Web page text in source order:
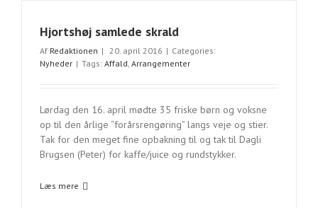
Hjortshøj samlede skrald
Af Redaktionen | 20. april 2016 | Categories:
Nyheder | Tags: Affald, Arrangementer
Lørdag den 16. april mødte 35 friske børn og voksne
op til den årlige “forårsrengøring” langs veje og stier.
Tak for den meget fine opbakning til og tak til Dagli
Brugsen (Peter) for kaffe/juice og rundstykker.
Læs mere